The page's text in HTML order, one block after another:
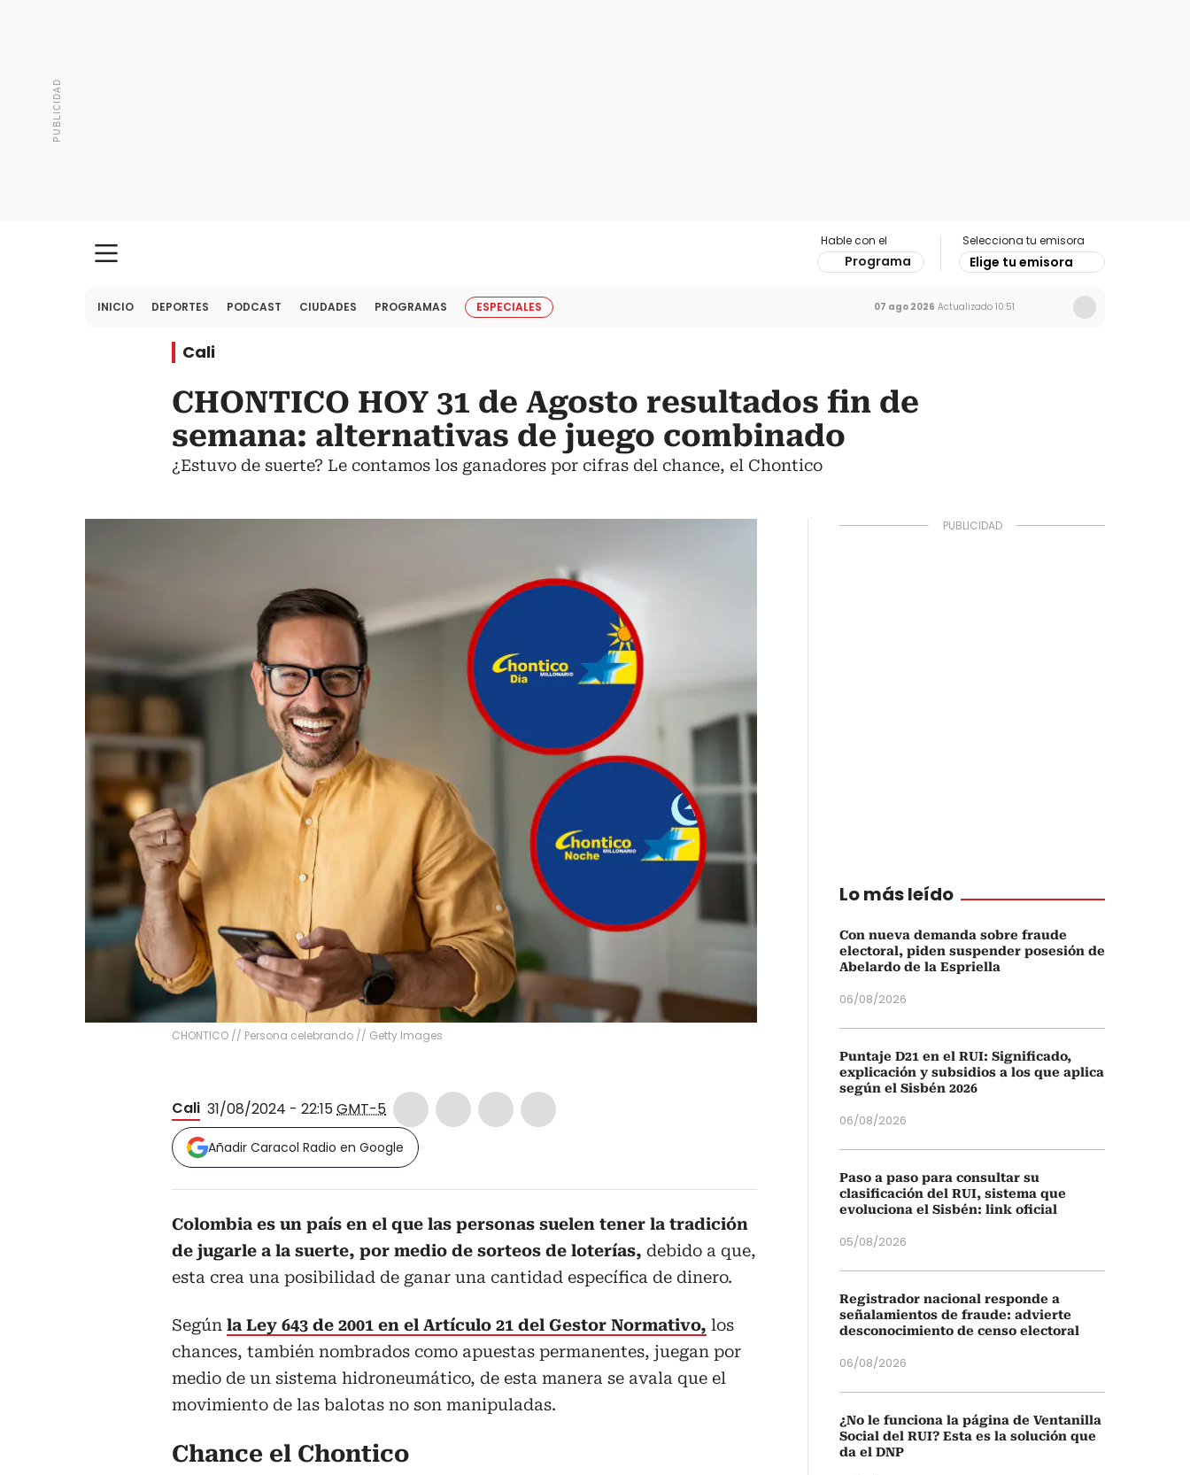
Hable con el
Programa
Selecciona tu emisora
Elige tu emisora
INICIO DEPORTES PODCAST CIUDADES PROGRAMAS ESPECIALES 07 ago 2026 Actualizado 10:51
Cali
CHONTICO HOY 31 de Agosto resultados fin de
semana: alternativas de juego combinado
¿Estuvo de suerte? Le contamos los ganadores por cifras del chance, el Chontico
CHONTICO // Persona celebrando // Getty Images
Cali 31/08/2024 - 22:15GMT-5
Añadir Caracol Radio en Google
Colombia es un país en el que las personas suelen tener la tradición
de jugarle a la suerte, por medio de sorteos de loterías, debido a que,
esta crea una posibilidad de ganar una cantidad específica de dinero.
Según la Ley 643 de 2001 en el Artículo 21 del Gestor Normativo, los
chances, también nombrados como apuestas permanentes, juegan por
medio de un sistema hidroneumático, de esta manera se avala que el
movimiento de las balotas no son manipuladas.
Chance el Chontico
Lo más leído
Con nueva demanda sobre fraude
electoral, piden suspender posesión de
Abelardo de la Espriella
06/08/2026
Puntaje D21 en el RUI: Significado,
explicación y subsidios a los que aplica
según el Sisbén 2026
06/08/2026
Paso a paso para consultar su
clasificación del RUI, sistema que
evoluciona el Sisbén: link oficial
05/08/2026
Registrador nacional responde a
señalamientos de fraude: advierte
desconocimiento de censo electoral
06/08/2026
¿No le funciona la página de Ventanilla
Social del RUI? Esta es la solución que
da el DNP